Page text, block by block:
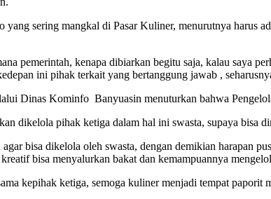
sering mangkal di Pasar Kuliner, menurutnya harus
pemerintah, kenapa dibiarkan begitu saja, kalau saya
ini pihak terkait yang bertanggung jawab ,
Dinas Kominfo Banyuasin menuturkan bahwa
dikelola pihak ketiga dalam hal ini swasta, supaya bisa
bisa dikelola oleh swasta, dengan demikian harapan
bisa menyalurkan bakat dan kemampuannya
kepihak ketiga, semoga kuliner menjadi tempat